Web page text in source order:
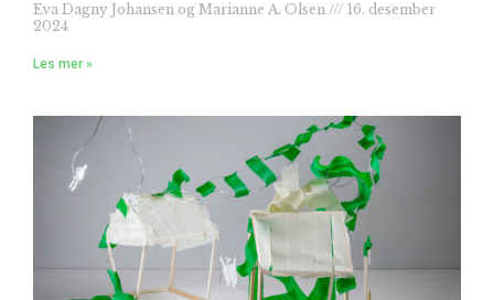
Eva Dagny Johansen og Marianne A. Olsen
16. desember
2024
Les mer »